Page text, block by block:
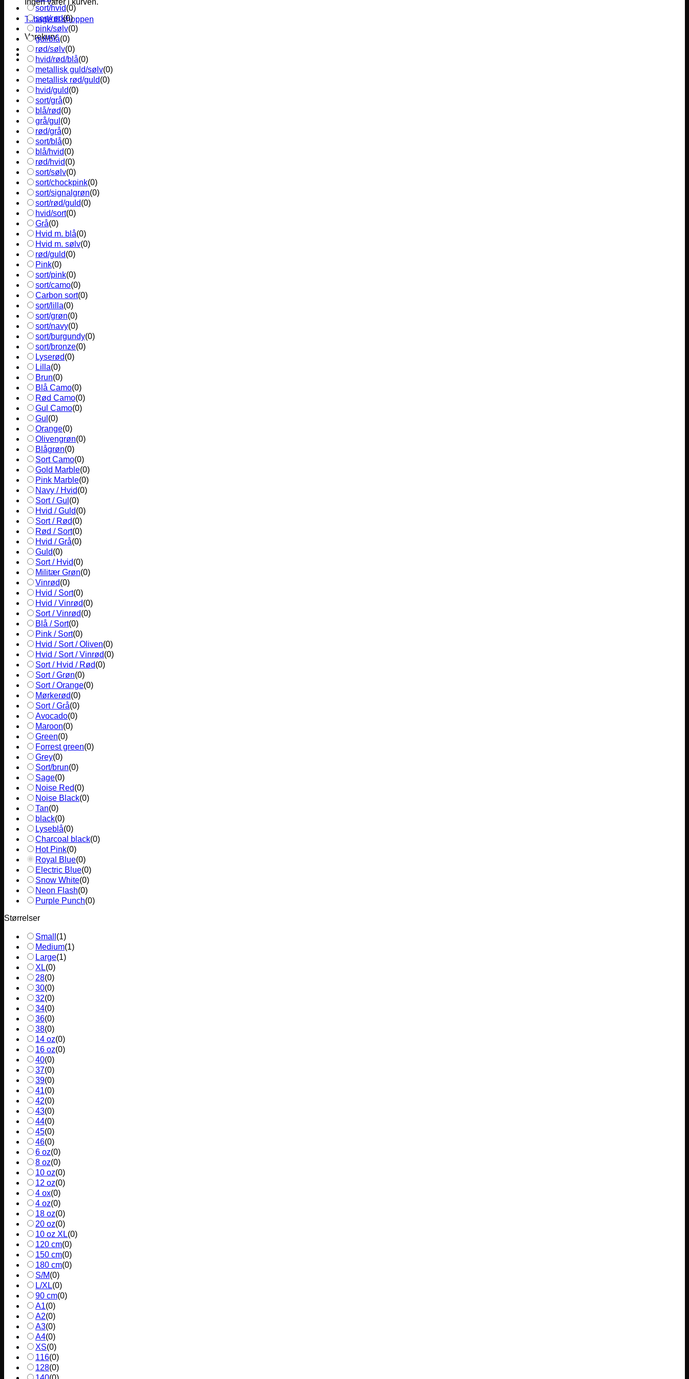
Ingen varer i kurven.
Tilbage til shoppen
Varekurv
sort/hvid(0)
sort/rød(0)
pink/sølv(0)
gul/blå(0)
rød/sølv(0)
hvid/rød/blå(0)
metallisk guld/sølv(0)
metallisk rød/guld(0)
hvid/guld(0)
sort/grå(0)
blå/rød(0)
grå/gul (0)
rød/grå(0)
sort/blå(0)
blå/hvid(0)
rød/hvid(0)
sort/sølv(0)
sort/chockpink(0)
sort/signalgrøn(0)
sort/rød/guld(0)
hvid/sort(0)
Grå(0)
Hvid m. blå(0)
Hvid m. sølv(0)
rød/guld(0)
Pink(0)
sort/pink(0)
sort/camo(0)
Carbon sort(0)
sort/lilla(0)
sort/grøn(0)
sort/navy(0)
sort/burgundy(0)
sort/bronze(0)
Lyserød(0)
Lilla(0)
Brun(0)
Blå Camo(0)
Rød Camo(0)
Gul Camo(0)
Gul (0)
Orange(0)
Olivengrøn(0)
Blågrøn(0)
Sort Camo(0)
Gold Marble(0)
Pink Marble(0)
Navy / Hvid(0)
Sort / Gul (0)
Hvid / Guld(0)
Sort / Rød(0)
Rød / Sort(0)
Hvid / Grå(0)
Guld(0)
Sort / Hvid(0)
Militær Grøn(0)
Vinrød(0)
Hvid / Sort(0)
Hvid / Vinrød(0)
Sort / Vinrød(0)
Blå / Sort(0)
Pink / Sort(0)
Hvid / Sort / Oliven(0)
Hvid / Sort / Vinrød(0)
Sort / Hvid / Rød(0)
Sort / Grøn(0)
Sort / Orange(0)
Mørkerød(0)
Sort / Grå(0)
Avocado(0)
Maroon(0)
Green(0)
Forrest green(0)
Grey(0)
Sort/brun(0)
Sage(0)
Noise Red(0)
Noise Black(0)
Tan(0)
black(0)
Lyseblå(0)
Charcoal black(0)
Hot Pink(0)
Royal Blue(0)
Electric Blue(0)
Snow White(0)
Neon Flash(0)
Purple Punch(0)
Størrelser
Small (1)
Medium(1)
Large(1)
XL(0)
28(0)
30(0)
32(0)
34(0)
36(0)
38(0)
14 oz(0)
16 oz(0)
40(0)
37(0)
39(0)
41(0)
42(0)
43(0)
44(0)
45(0)
46(0)
6 oz(0)
8 oz(0)
10 oz(0)
12 oz(0)
4 ox(0)
4 oz(0)
18 oz(0)
20 oz(0)
10 oz XL(0)
120 cm(0)
150 cm(0)
180 cm(0)
S/M(0)
L/XL(0)
90 cm(0)
A1(0)
A2(0)
A3(0)
A4(0)
XS(0)
116(0)
128(0)